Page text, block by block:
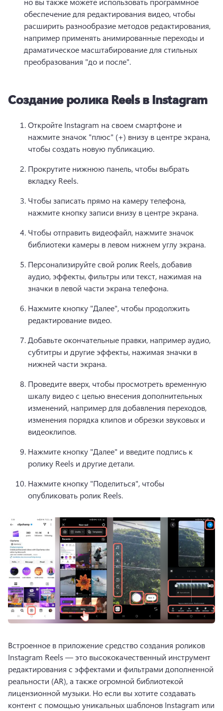
обеспечение для редактирования видео, чтобы
расширить разнообразие методов редактирования,
например применять анимированные переходы и
драматическое масштабирование для стильных
преобразования "до и после".
Создание ролика Reels в Instagram
Откройте Instagram на своем смартфоне и
нажмите значок "плюс" (+) внизу в центре экрана,
чтобы создать новую публикацию.
Прокрутите нижнюю панель, чтобы выбрать
вкладку Reels.
Чтобы записать прямо на камеру телефона,
нажмите кнопку записи внизу в центре экрана.
Чтобы отправить видеофайл, нажмите значок
библиотеки камеры в левом нижнем углу экрана.
Персонализируйте свой ролик Reels, добавив
аудио, эффекты, фильтры или текст, нажимая на
значки в левой части экрана телефона.
Нажмите кнопку "Далее", чтобы продолжить
редактирование видео.
Добавьте окончательные правки, например аудио,
субтитры и другие эффекты, нажимая значки в
нижней части экрана.
Проведите вверх, чтобы просмотреть временную
шкалу видео с целью внесения дополнительных
изменений, например для добавления переходов,
изменения порядка клипов и обрезки звуковых и
видеоклипов.
Нажмите кнопку "Далее" и введите подпись к
ролику Reels и другие детали.
Нажмите кнопку "Поделиться", чтобы
опубликовать ролик Reels.
Встроенное в приложение средство создания роликов
Instagram Reels — это высококачественный инструмент
редактирования с эффектами и фильтрами дополненной
реальности (AR), а также огромной библиотекой
лицензионной музыки. Но если вы хотите создавать
контент с помощью уникальных шаблонов Instagram или